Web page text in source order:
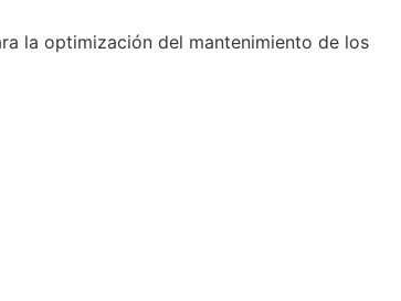
la optimización del mantenimiento de los